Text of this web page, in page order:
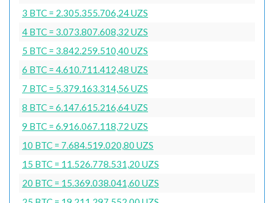
3 BTC = 2.305.355.706,24 UZS
4 BTC = 3.073.807.608,32 UZS
5 BTC = 3.842.259.510,40 UZS
6 BTC = 4.610.711.412,48 UZS
7 BTC = 5.379.163.314,56 UZS
8 BTC = 6.147.615.216,64 UZS
9 BTC = 6.916.067.118,72 UZS
10 BTC = 7.684.519.020,80 UZS
15 BTC = 11.526.778.531,20 UZS
20 BTC = 15.369.038.041,60 UZS